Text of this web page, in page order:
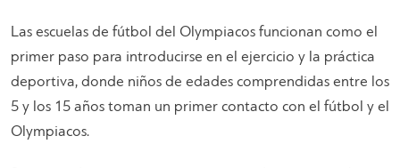
Las escuelas de fútbol del Olympiacos funcionan como el
primer paso para introducirse en el ejercicio y la práctica
deportiva, donde niños de edades comprendidas entre los
5 y los 15 años toman un primer contacto con el fútbol y el
Olympiacos.